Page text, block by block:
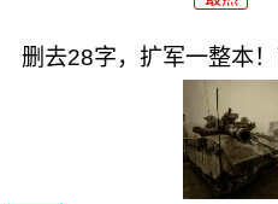
删去28字，扩军一整本